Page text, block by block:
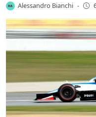
Alessandro Bianchi -